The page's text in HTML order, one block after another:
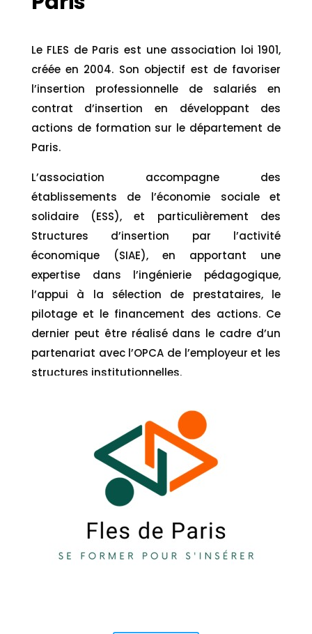
Le FLES de Paris est une association loi 1901,
créée en 2004. Son objectif est de favoriser
l’insertion professionnelle de salariés en
contrat d’insertion en développant des
actions de formation sur le département de
Paris.
L’association accompagne des
établissements de l’économie sociale et
solidaire (ESS), et particulièrement des
Structures d’insertion par l’activité
économique (SIAE), en apportant une
expertise dans l’ingénierie pédagogique,
l’appui à la sélection de prestataires, le
pilotage et le financement des actions. Ce
dernier peut être réalisé dans le cadre d’un
partenariat avec l’OPCA de l’employeur et les
structures institutionnelles.